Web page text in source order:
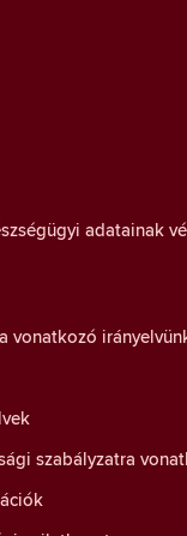
adatainak
vonatkozó
szabályzatra